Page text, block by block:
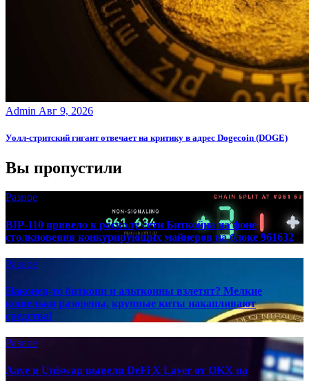
Admin Авг 9, 2026
Уолл-стритский гигант отвечает на критику в адрес Dogecoin (DOGE)
Вы пропустили
Разное
BIP-110 привело к расколу сети Биткойна на фоне
столкновения конкурирующих майнеров на блоке 961632
Разное
Наконец-то биткоин и альткоины взлетят? Мелкие
кошельки разорены, крупные киты накапливают
средства!
Разное
Aave и Uniswap вывели DeFi X Layer от OKX на